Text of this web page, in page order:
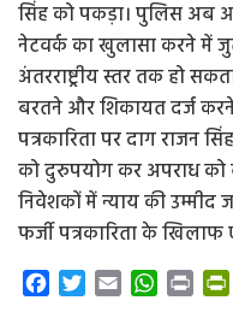
सिंह को पकड़ा। पुलिस अब
नेटवर्क का खुलासा करने में
अंतरराष्ट्रीय स्तर तक हो
बरतने और शिकायत दर्ज
पत्रकारिता पर दाग राजन
को दुरुपयोग कर अपराध को
निवेशकों में न्याय की उम्मीद
फर्जी पत्रकारिता के
T
W
P